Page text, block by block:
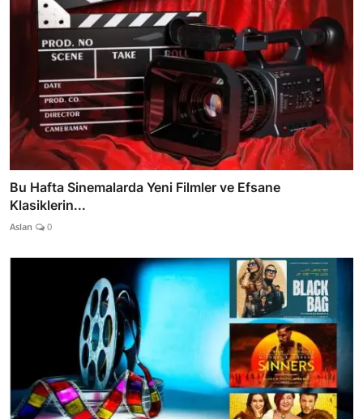
Bu Hafta Sinemalarda Yeni Filmler ve Efsane
Klasiklerin...
Aslan 0